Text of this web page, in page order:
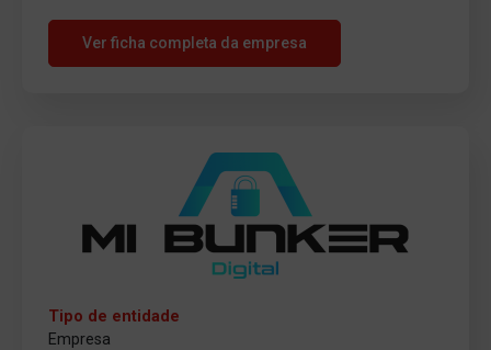
Ver ficha completa da empresa
Tipo de entidade
Empresa